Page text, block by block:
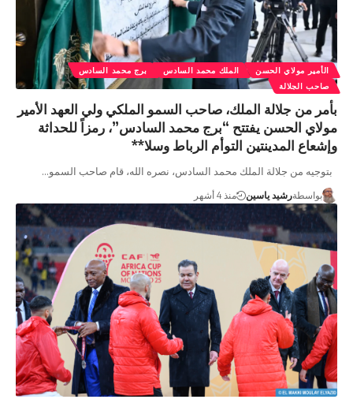
الأمير مولاي الحسن الملك محمد السادس
برج محمد السادس
صاحب الجلالة
بأمر من جلالة الملك، صاحب السمو الملكي ولي العهد الأمير
مولاي الحسن يفتتح “برج محمد السادس”، رمزاً للحداثة
وإشعاع المدينتين التوأم الرباط وسلا**
بتوجيه من جلالة الملك محمد السادس، نصره الله، قام صاحب السمو…
بواسطةرشيد ياسين منذ 4 أشهر